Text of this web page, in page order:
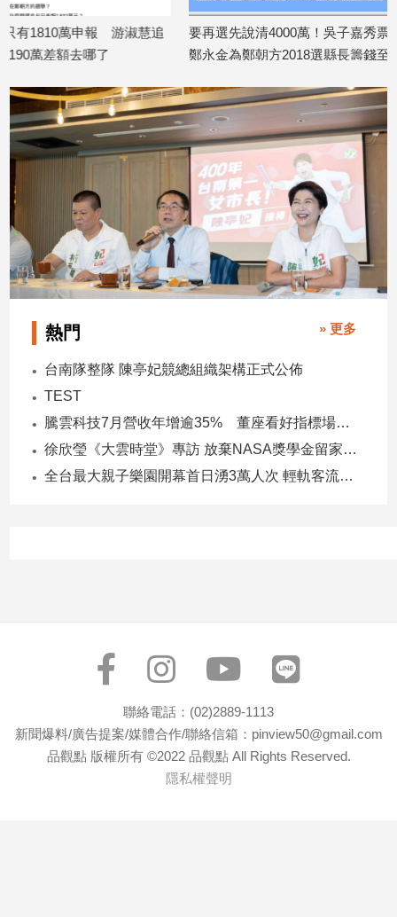
星
生
活
建
築/
計
旅
遊/
美
食
星
座/
費
健
影
淑慧追
要再選先說清4000萬！吳子嘉秀票據 控
鄭永金為鄭朝方2018選縣長籌錢至今未
2026/08/07
吳乃仁管收
反駁：沒有
熱門 » 更多
台南隊整隊 陳亭妃競總組織架構正式公佈
TEST
騰雲科技7月營收年增逾35% 董座看好指標場域複製動能
徐欣瑩《大雲時堂》專訪 放棄NASA獎學金留家鄉 主張雙AI治縣讓城市更科技更有愛
全台最大親子樂園開幕首日湧3萬人次 輕軌客流增20倍
聯絡電話：(02)2889-1113
新聞爆料/廣告提案/媒體合作/聯絡信箱：pinview50@gmail.com
品觀點 版權所有 ©2022 品觀點 All Rights Reserved.
隱私權聲明